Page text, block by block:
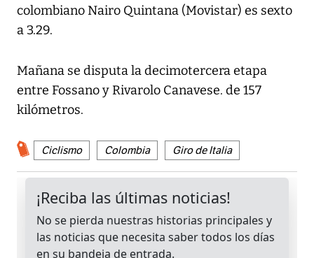
colombiano Nairo Quintana (Movistar) es sexto
a 3.29.
Mañana se disputa la decimotercera etapa
entre Fossano y Rivarolo Canavese. de 157
kilómetros.
Ciclismo Colombia Giro de Italia